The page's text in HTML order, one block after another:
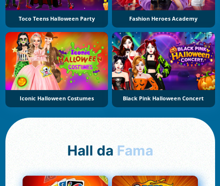
Toco Teens Halloween Party Fashion Heroes Academy
Iconic Halloween Costumes Black Pink Halloween Concert
Hall da Fama